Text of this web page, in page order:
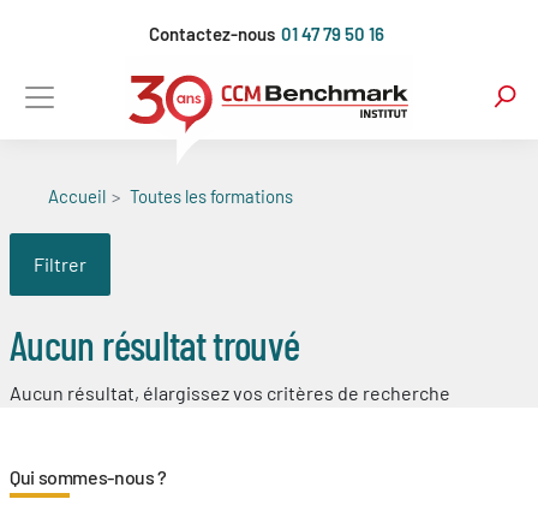
principal
Contactez-nous 01 47 79 50 16
Accueil Toutes les formations
Filtrer
Aucun résultat trouvé
Aucun résultat, élargissez vos critères de recherche
Qui sommes-nous ?